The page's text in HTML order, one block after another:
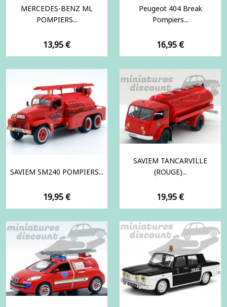
MERCEDES-BENZ ML
POMPIERS...
Prix
13,95 €
Peugeot 404 Break
Pompiers...
Prix
16,95 €
SAVIEM SM240 POMPIERS...
Prix
19,95 €
SAVIEM TANCARVILLE
(ROUGE)...
Prix
19,95 €